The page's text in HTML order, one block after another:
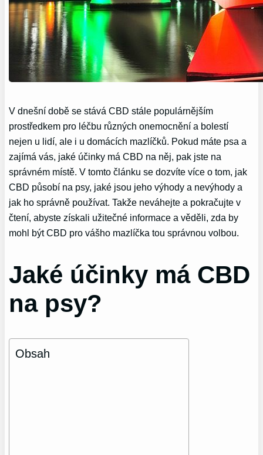
V dnešní době se stává CBD stále populárnějším
prostředkem pro léčbu různých onemocnění a bolestí
nejen u lidí, ale i u domácích mazlíčků. Pokud máte psa a
zajímá vás, jaké účinky má CBD na něj, pak jste na
správném místě. V tomto článku se dozvíte více o tom, jak
CBD působí na psy, jaké jsou jeho výhody a nevýhody a
jak ho správně používat. Takže neváhejte a pokračujte v
čtení, abyste získali užitečné informace a věděli, zda by
mohl být CBD pro vášho mazlíčka tou správnou volbou.
Jaké účinky má CBD
na psy?
Obsah